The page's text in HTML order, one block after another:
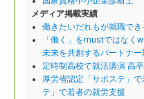
メディア掲載実績
働きたいだれもが就職でき
「働く」をmustではなく
未来を共創するパートナー
定時制高校で就活講演 高
厚労省認定「サポステ」
テ」で若者の就労支援